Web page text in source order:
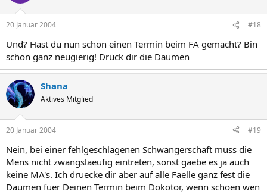
20 Januar 2004 #18
Und? Hast du nun schon einen Termin beim FA gemacht? Bin
schon ganz neugierig! Drück dir die Daumen
Shana
Aktives Mitglied
20 Januar 2004 #19
Nein, bei einer fehlgeschlagenen Schwangerschaft muss die
Mens nicht zwangslaeufig eintreten, sonst gaebe es ja auch
keine MA's. Ich druecke dir aber auf alle Faelle ganz fest die
Daumen fuer Deinen Termin beim Dokotor, wenn schoen wen